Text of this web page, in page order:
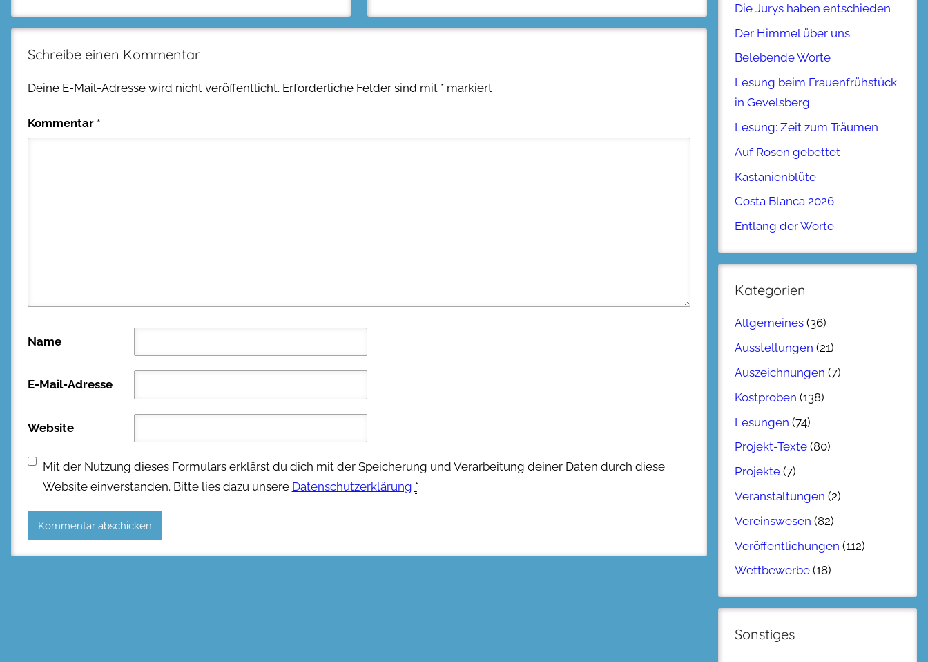
Schreibe einen Kommentar
Deine E-Mail-Adresse wird nicht veröffentlicht. Erforderliche Felder sind mit * markiert
Kommentar *
Name
E-Mail-Adresse
Website
Mit der Nutzung dieses Formulars erklärst du dich mit der Speicherung und Verarbeitung deiner Daten durch diese
Website einverstanden. Bitte lies dazu unsere Datenschutzerklärung *
Die Jurys haben entschieden
Der Himmel über uns
Belebende Worte
Lesung beim Frauenfrühstück
in Gevelsberg
Lesung: Zeit zum Träumen
Auf Rosen gebettet
Kastanienblüte
Costa Blanca 2026
Entlang der Worte
Kategorien
Allgemeines (36)
Ausstellungen (21)
Auszeichnungen (7)
Kostproben (138)
Lesungen (74)
Projekt-Texte (80)
Projekte (7)
Veranstaltungen (2)
Vereinswesen (82)
Veröffentlichungen (112)
Wettbewerbe (18)
Sonstiges